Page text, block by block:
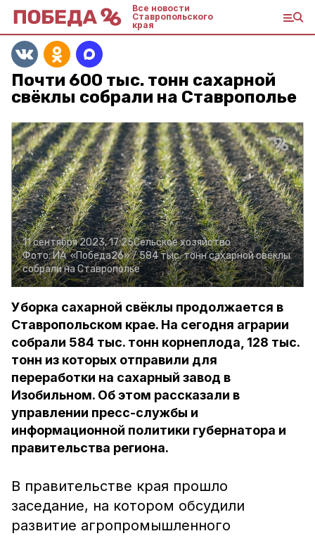
Все новости
Ставропольского
края
Почти 600 тыс. тонн сахарной
свёклы собрали на Ставрополье
11 сентября 2023, 17:25Сельское хозяйство
Фото:ИА «Победа26» /584 тыс. тонн сахарной свёклы
собрали на Ставрополье
Уборка сахарной свёклы продолжается в
Ставропольском крае. На сегодня аграрии
собрали 584 тыс. тонн корнеплода, 128 тыс.
тонн из которых отправили для
переработки на сахарный завод в
Изобильном. Об этом рассказали в
управлении пресс-службы и
информационной политики губернатора и
правительства региона.
В правительстве края прошло
заседание, на котором обсудили
развитие агропромышленного